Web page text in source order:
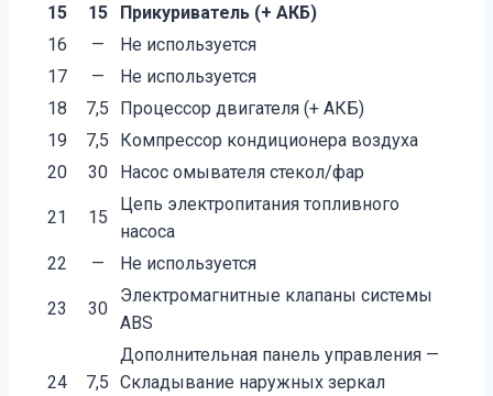
15
15
Прикуриватель (+ АКБ)
16
—
Не используется
17
—
Не используется
18
7,5
Процессор двигателя (+ АКБ)
19
7,5
Компрессор кондиционера воздуха
20
30 Насос омывателя стекол/фар
21 15
Цепь электропитания топливного
насоса
22
— Не используется
23 30
Электромагнитные клапаны системы
ABS
24 7,5
Дополнительная панель управления —
Складывание наружных зеркал